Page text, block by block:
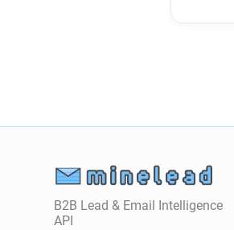
B2B Lead & Email Intelligence
API